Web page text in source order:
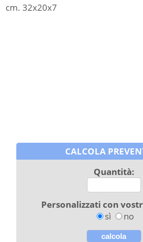
cm. 32x20x7
CALCOLA
Quantità:
Personalizzati con
sì
no